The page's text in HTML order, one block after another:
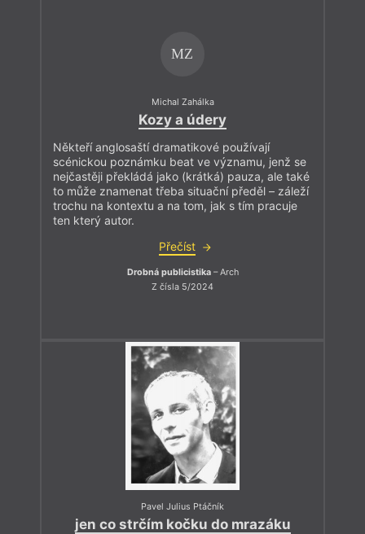
MZ
Michal Zahálka
Kozy a údery
Někteří anglosaští dramatikové používají
scénickou poznámku beat ve významu, jenž se
nejčastěji překládá jako (krátká) pauza, ale také
to může znamenat třeba situační předěl – záleží
trochu na kontextu a na tom, jak s tím pracuje
ten který autor.
Přečíst
Drobná publicistika– Arch
Z čísla 5/2024
Pavel Julius Ptáčník
jen co strčím kočku do mrazáku